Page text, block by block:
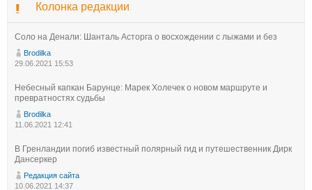
Колонка редакции
Соло на Денали: Шанталь Асторга о восхождении с лыжами и без
Brodilka
29.06.2021 15:53
Небесный капкан Барунце: Марек Холечек о новом маршруте и
превратностях судьбы
Brodilka
11.06.2021 12:41
В Гренландии погиб известный полярный гид и путешественник Дирк
Дансеркер
Редакция сайта
10.06.2021 14:37